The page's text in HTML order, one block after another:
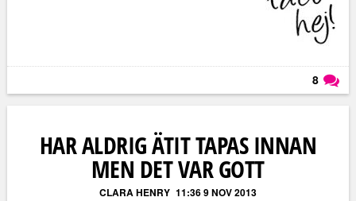
8
HAR ALDRIG ÄTIT TAPAS INNAN
MEN DET VAR GOTT
CLARA HENRY 11:36 9 NOV 2013